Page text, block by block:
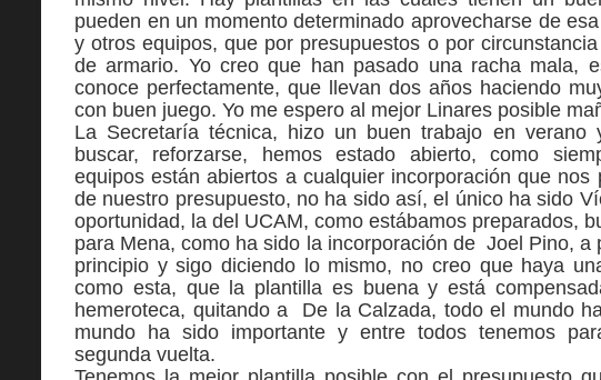
pueden en un momento determinado aprovecharse de
y otros equipos, que por presupuestos o por
de armario. Yo creo que han pasado una racha mala,
conoce perfectamente, que llevan dos años haciendo
con buen juego. Yo me espero al mejor Linares posible
La Secretaría técnica, hizo un buen trabajo en
buscar, reforzarse, hemos estado abierto, como
equipos están abiertos a cualquier incorporación que nos
de nuestro presupuesto, no ha sido así, el único ha sido
oportunidad, la del UCAM, como estábamos preparados,
para Mena, como ha sido la incorporación de Joel Pino, a
principio y sigo diciendo lo mismo, no creo que haya
como esta, que la plantilla es buena y está
hemeroteca, quitando a De la Calzada, todo el mundo
mundo ha sido importante y entre todos tenemos
segunda vuelta.